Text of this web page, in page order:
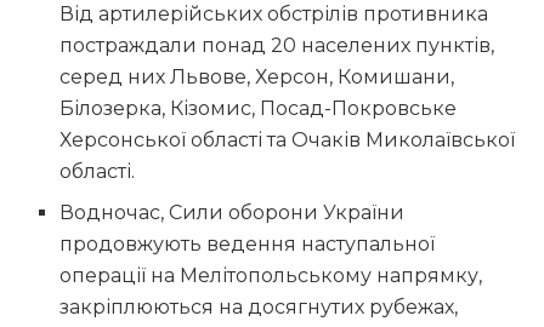
Від артилерійських обстрілів противника
постраждали понад 20 населених пунктів,
серед них Львове, Херсон, Комишани,
Білозерка, Кізомис, Посад-Покровське
Херсонської області та Очаків Миколаївської
області.
Водночас, Сили оборони України
продовжують ведення наступальної
операції на Мелітопольському напрямку,
закріплюються на досягнутих рубежах,